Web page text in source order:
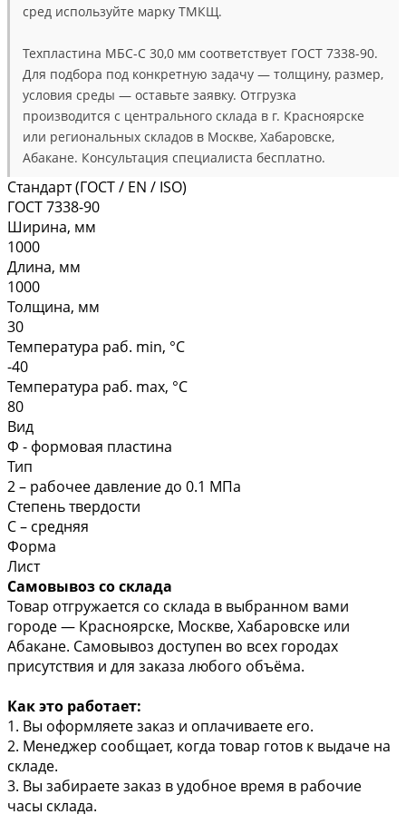
сред используйте марку ТМКЩ.
Техпластина МБС-С 30,0 мм соответствует ГОСТ 7338-90.
Для подбора под конкретную задачу — толщину, размер,
условия среды — оставьте заявку. Отгрузка
производится с центрального склада в г. Красноярске
или региональных складов в Москве, Хабаровске,
Абакане. Консультация специалиста бесплатно.
Стандарт (ГОСТ / EN / ISO)
ГОСТ 7338-90
Ширина, мм
1000
Длина, мм
1000
Толщина, мм
30
Температура раб. min, °C
-40
Температура раб. max, °C
80
Вид
Ф - формовая пластина
Тип
2 – рабочее давление до 0.1 МПа
Степень твердости
С – средняя
Форма
Лист
Самовывоз со склада
Товар отгружается со склада в выбранном вами
городе — Красноярске, Москве, Хабаровске или
Абакане. Самовывоз доступен во всех городах
присутствия и для заказа любого объёма.
Как это работает:
1. Вы оформляете заказ и оплачиваете его.
2. Менеджер сообщает, когда товар готов к выдаче на
складе.
3. Вы забираете заказ в удобное время в рабочие
часы склада.